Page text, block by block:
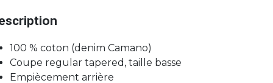
100 % coton (denim Camano)
Coupe regular tapered, taille basse
Empiècement arrière